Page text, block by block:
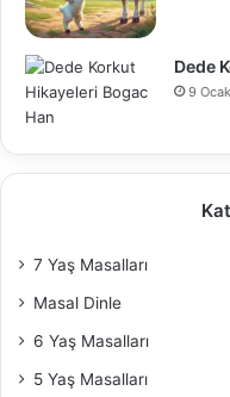
Dede
9
7 Yaş Masalları
Masal Dinle
6 Yaş Masalları
5 Yaş Masalları